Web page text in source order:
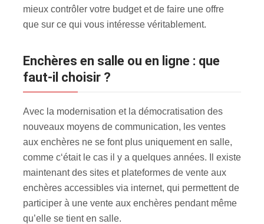
mieux contrôler votre budget et de faire une offre
que sur ce qui vous intéresse véritablement.
Enchères en salle ou en ligne : que
faut-il choisir ?
Avec la modernisation et la démocratisation des
nouveaux moyens de communication, les ventes
aux enchères ne se font plus uniquement en salle,
comme c‘était le cas il y a quelques années. Il existe
maintenant des sites et plateformes de vente aux
enchères accessibles via internet, qui permettent de
participer à une vente aux enchères pendant même
qu’elle se tient en salle.